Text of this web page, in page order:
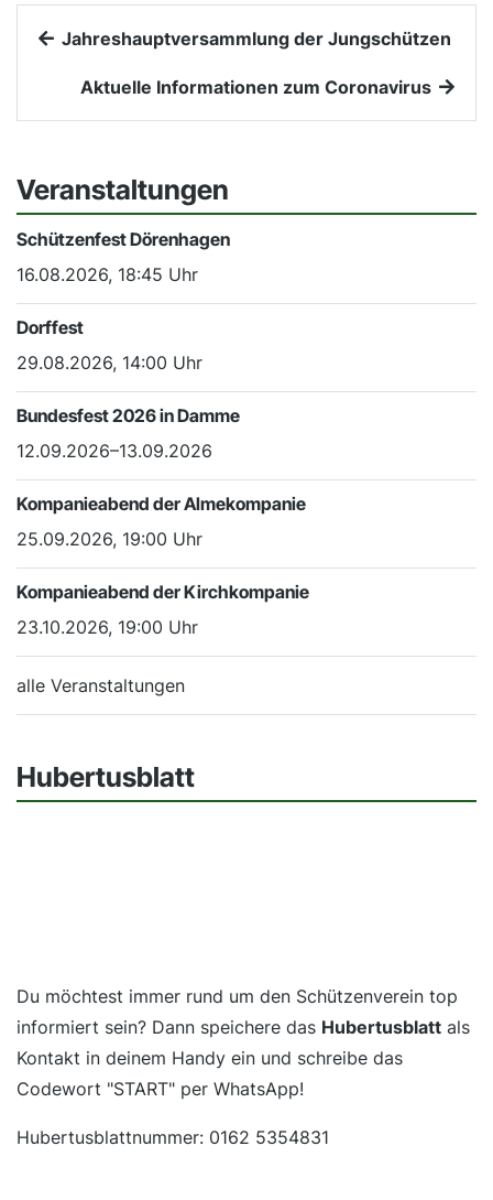
Jahreshauptversammlung der Jungschützen
Aktuelle Informationen zum Coronavirus
Veranstaltungen
Schützenfest Dörenhagen
16.08.2026, 18:45 Uhr
Dorffest
29.08.2026, 14:00 Uhr
Bundesfest 2026 in Damme
12.09.2026–13.09.2026
Kompanieabend der Almekompanie
25.09.2026, 19:00 Uhr
Kompanieabend der Kirchkompanie
23.10.2026, 19:00 Uhr
alle Veranstaltungen
Hubertusblatt
Du möchtest immer rund um den Schützenverein top
informiert sein? Dann speichere das Hubertusblatt als
Kontakt in deinem Handy ein und schreibe das
Codewort "START" per WhatsApp!
Hubertusblattnummer: 0162 5354831